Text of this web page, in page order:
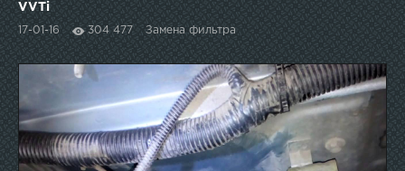
VVTi
17-01-16 304 477 Замена фильтра